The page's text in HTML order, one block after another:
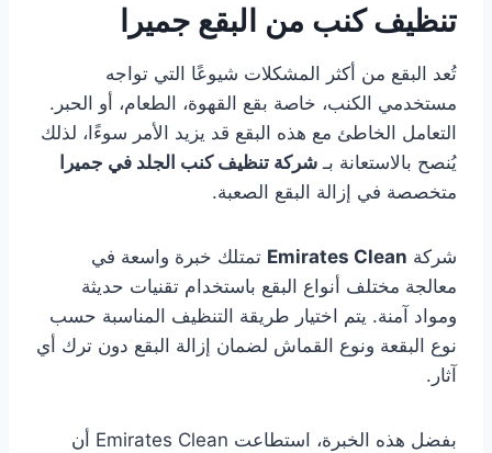
تنظيف كنب من البقع جميرا
تُعد البقع من أكثر المشكلات شيوعًا التي تواجه
مستخدمي الكنب، خاصة بقع القهوة، الطعام، أو الحبر.
التعامل الخاطئ مع هذه البقع قد يزيد الأمر سوءًا، لذلك
يُنصح بالاستعانة بـ شركة تنظيف كنب الجلد في جميرا
متخصصة في إزالة البقع الصعبة.
شركة Emirates Clean تمتلك خبرة واسعة في
معالجة مختلف أنواع البقع باستخدام تقنيات حديثة
ومواد آمنة. يتم اختيار طريقة التنظيف المناسبة حسب
نوع البقعة ونوع القماش لضمان إزالة البقع دون ترك أي
آثار.
بفضل هذه الخبرة، استطاعت Emirates Clean أن